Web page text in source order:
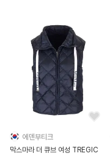
에덴부티크
막스마라 더 큐브 여성 TREGIC